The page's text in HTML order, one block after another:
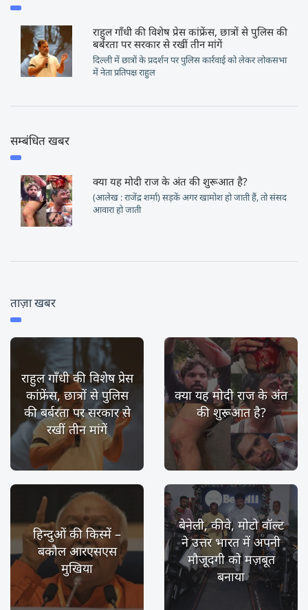
राहुल गाँधी की विशेष प्रेस कांफ्रेंस, छात्रों से पुलिस की
बर्बरता पर सरकार से रखीं तीन मांगें
दिल्ली में छात्रों के प्रदर्शन पर पुलिस कार्रवाई को लेकर लोकसभा
में नेता प्रतिपक्ष राहुल
सम्बंधित खबर
क्या यह मोदी राज के अंत की शुरूआत है?
(आलेख : राजेंद्र शर्मा) सड़कें अगर खामोश हो जाती हैं, तो संसद
आवारा हो जाती
ताज़ा खबर
राहुल गाँधी की विशेष प्रेस
कांफ्रेंस, छात्रों से पुलिस
की बर्बरता पर सरकार से
रखीं तीन मांगें
क्या यह मोदी राज के अंत
की शुरूआत है?
हिन्दुओं की किस्में –
बकौल आरएसएस
मुखिया
बेनेली, कीवे, मोटो वॉल्ट
ने उत्तर भारत में अपनी
मौजूदगी को मज़बूत
बनाया